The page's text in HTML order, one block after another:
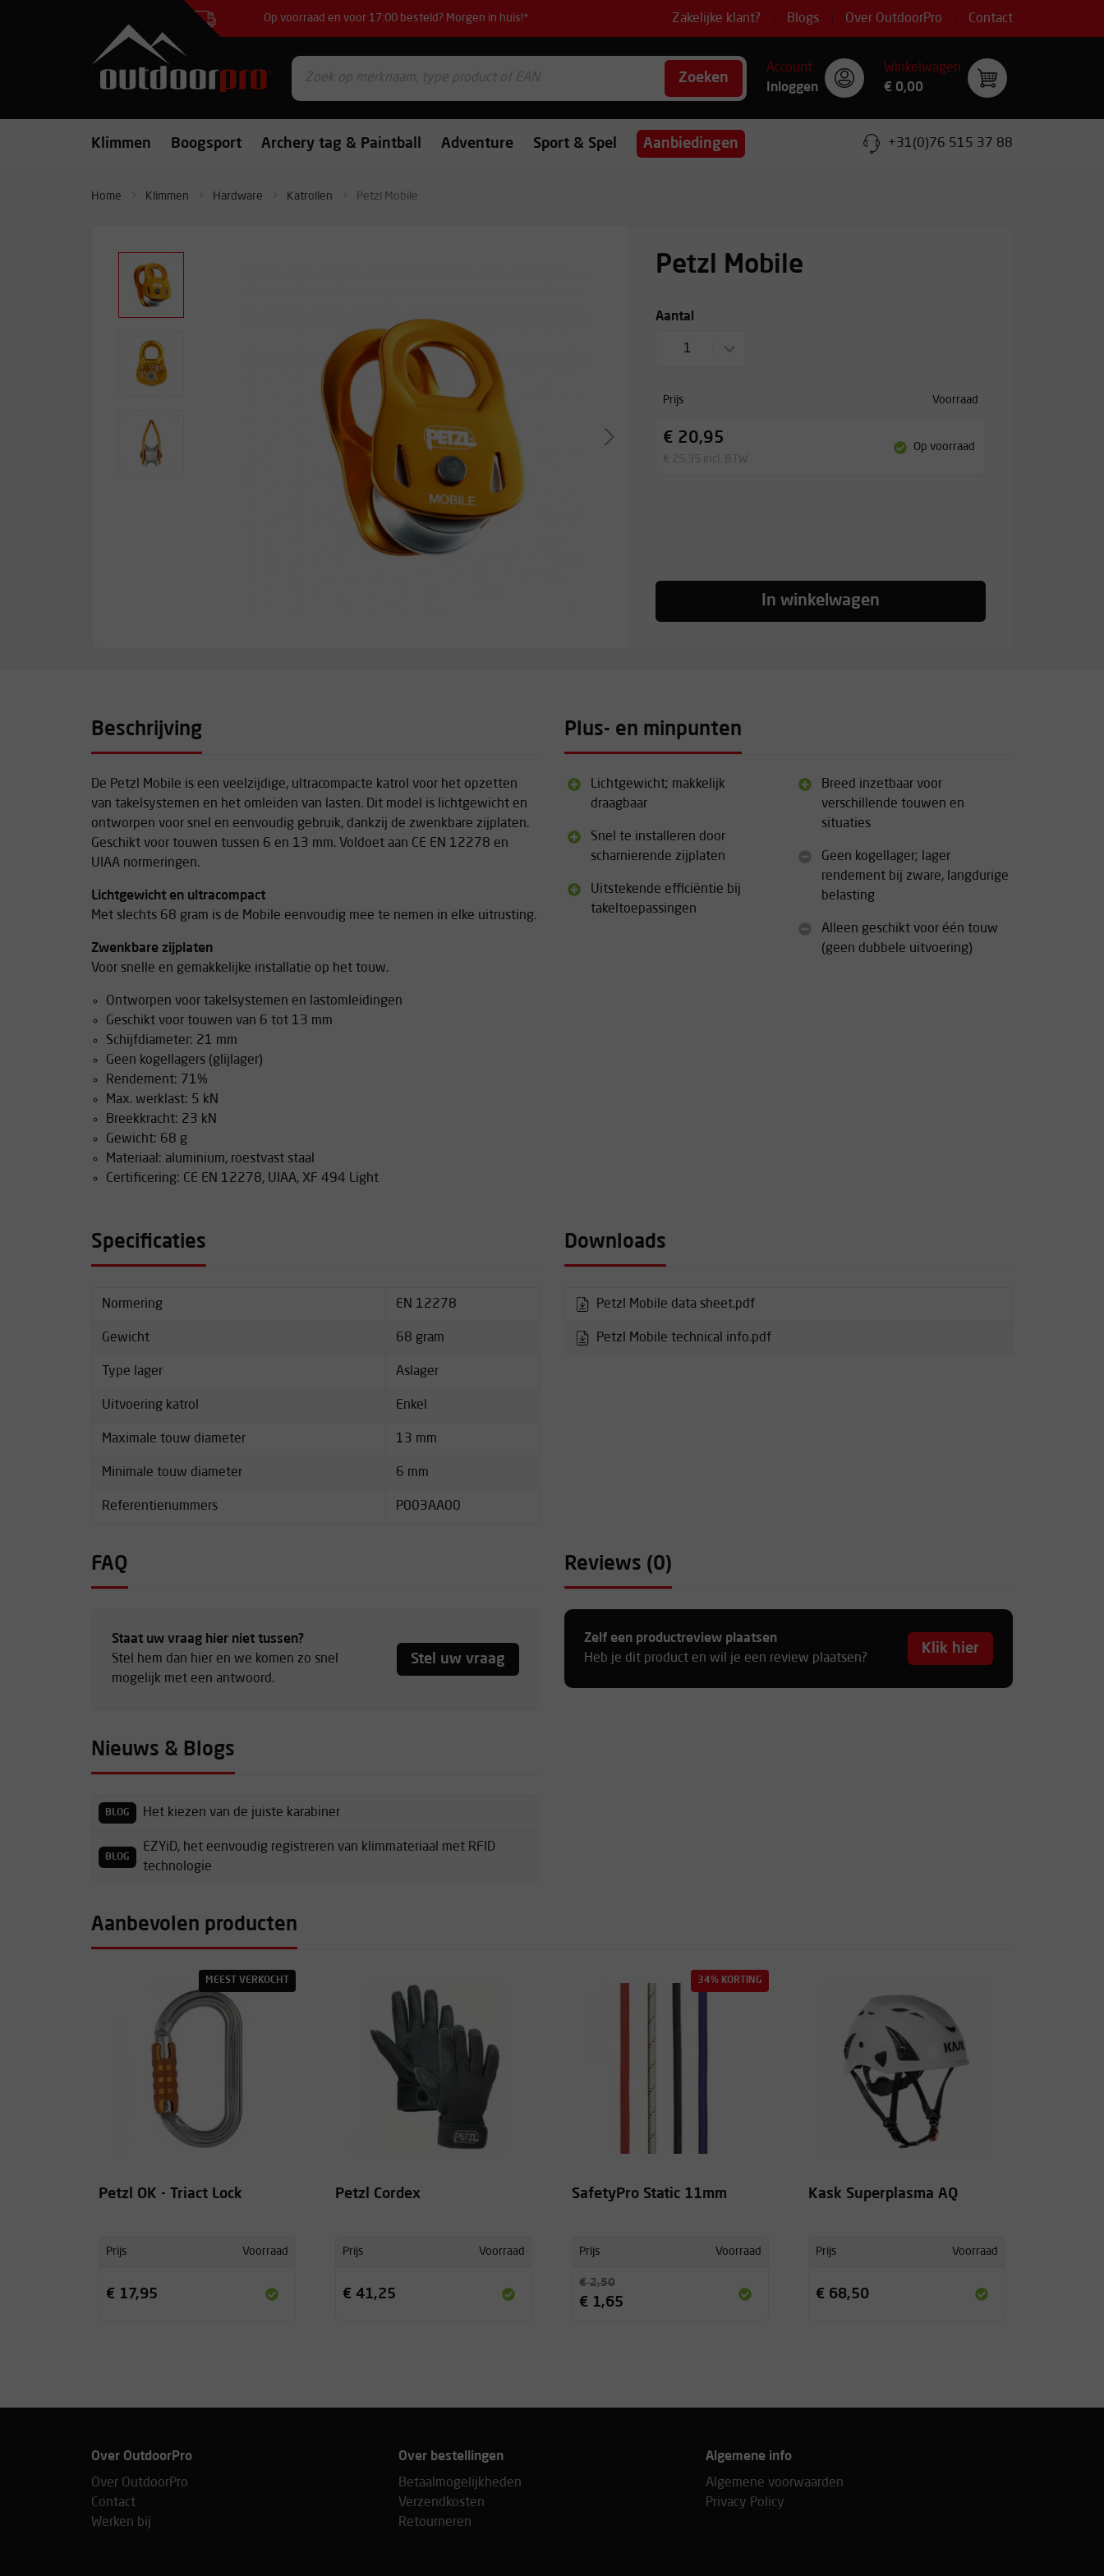
Op voorraad en voor 17:00 besteld? Morgen in huis!* Zakelijke klant? Blogs Over OutdoorPro Contact
Zoeken
Account
Inloggen
Winkelwagen
€ 0,00
Klimmen Boogsport Archery tag & Paintball Adventure Sport & Spel Aanbiedingen +31(0)76 515 37 88
Home Klimmen Hardware Katrollen Petzl Mobile
Petzl Mobile
Aantal
1
Prijs Voorraad
€ 20,95
€ 25,35 incl. BTW
Op voorraad
In winkelwagen
Beschrijving
De Petzl Mobile is een veelzijdige, ultracompacte katrol voor het opzetten
van takelsystemen en het omleiden van lasten. Dit model is lichtgewicht en
ontworpen voor snel en eenvoudig gebruik, dankzij de zwenkbare zijplaten.
Geschikt voor touwen tussen 6 en 13 mm. Voldoet aan CE EN 12278 en
UIAA normeringen.
Lichtgewicht en ultracompact
Met slechts 68 gram is de Mobile eenvoudig mee te nemen in elke uitrusting.
Zwenkbare zijplaten
Voor snelle en gemakkelijke installatie op het touw.
Ontworpen voor takelsystemen en lastomleidingen
Geschikt voor touwen van 6 tot 13 mm
Schijfdiameter: 21 mm
Geen kogellagers (glijlager)
Rendement: 71%
Max. werklast: 5 kN
Breekkracht: 23 kN
Gewicht: 68 g
Materiaal: aluminium, roestvast staal
Certificering: CE EN 12278, UIAA, XF 494 Light
Plus- en minpunten
Lichtgewicht; makkelijk
draagbaar
Snel te installeren door
scharnierende zijplaten
Uitstekende efficiëntie bij
takeltoepassingen
Breed inzetbaar voor
verschillende touwen en
situaties
Geen kogellager; lager
rendement bij zware, langdurige
belasting
Alleen geschikt voor één touw
(geen dubbele uitvoering)
Specificaties
Normering EN 12278
Gewicht 68 gram
Type lager Aslager
Uitvoering katrol Enkel
Maximale touw diameter 13 mm
Minimale touw diameter 6 mm
Referentienummers P003AA00
Downloads
Petzl Mobile data sheet.pdf
Petzl Mobile technical info.pdf
FAQ
Staat uw vraag hier niet tussen?
Stel hem dan hier en we komen zo snel
mogelijk met een antwoord.
Stel uw vraag
Reviews (0)
Zelf een productreview plaatsen
Heb je dit product en wil je een review plaatsen?
Klik hier
Nieuws & Blogs
BLOG Het kiezen van de juiste karabiner
BLOG
EZYiD, het eenvoudig registreren van klimmateriaal met RFID
technologie
Aanbevolen producten
MEEST VERKOCHT
Petzl OK - Triact Lock
Prijs Voorraad
€ 17,95
Petzl Cordex
Prijs Voorraad
€ 41,25
34% KORTING
SafetyPro Static 11mm
Prijs Voorraad
€ 2,50
€ 1,65
Kask Superplasma AQ
Prijs Voorraad
€ 68,50
Over OutdoorPro
Over OutdoorPro
Contact
Werken bij
Over bestellingen
Betaalmogelijkheden
Verzendkosten
Retourneren
Algemene info
Algemene voorwaarden
Privacy Policy